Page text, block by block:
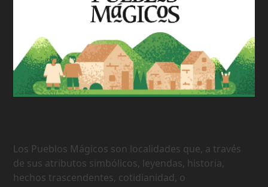
Los Pueblos Mágicos son localidades que, a través
de sus atributos simbólicos, leyendas, historia,
hechos trascendentes, cotidianidad, o